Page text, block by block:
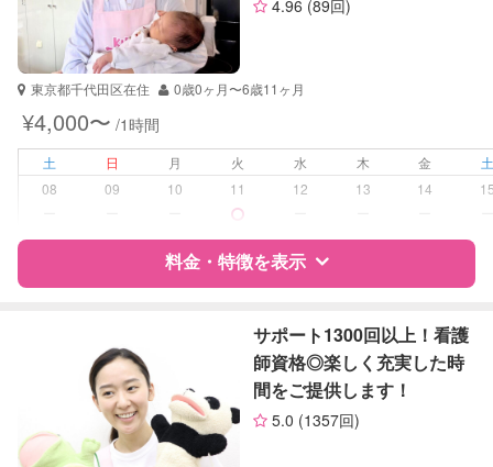
企業型割引対象(旧内閣府補助対象)
自治体届出済ベビーシッター
保育士
幼稚園教諭
受験対策 なし
小学生
英語
4.96 (89回)
東京都千代田区在住 0歳0ヶ月〜6歳11ヶ月
¥4,000〜 /1時間
土 日 月 火 水 木 金
08
09 10 11 12 13 14
料金・特徴を表示
サポートの特徴
資格
企業型割引対象(旧内閣府補助対象)
サポート1300回以上！看護
師資格◎楽しく充実した時
間をご提供します！
5.0 (1357回)